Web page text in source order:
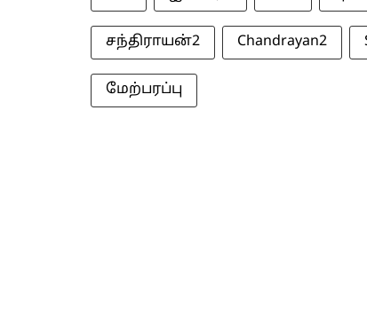
சந்திராயன்2 Chandrayan2
மேற்பரப்பு